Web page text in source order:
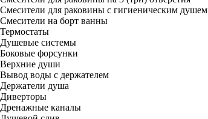
Смесители для раковины с гигиеническим душем
Смесители на борт ванны
Термостаты
Душевые системы
Боковые форсунки
Верхние души
Вывод воды с держателем
Держатели душа
Диверторы
Дренажные каналы